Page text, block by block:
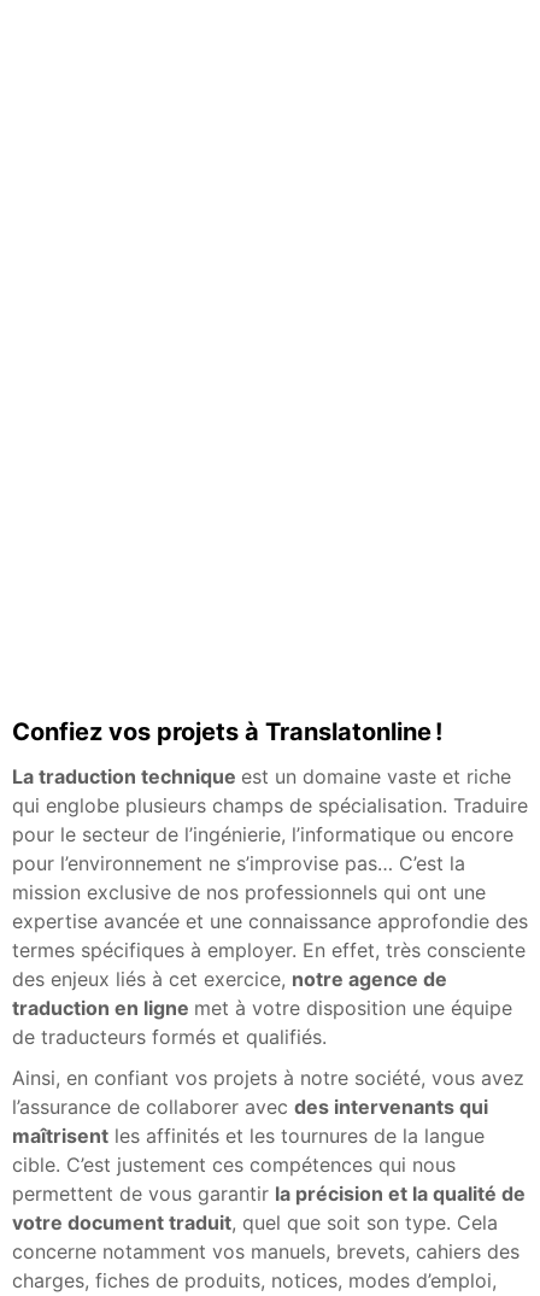
Confiez vos projets à Translatonline !
La traduction technique est un domaine vaste et riche
qui englobe plusieurs champs de spécialisation. Traduire
pour le secteur de l’ingénierie, l’informatique ou encore
pour l’environnement ne s’improvise pas… C’est la
mission exclusive de nos professionnels qui ont une
expertise avancée et une connaissance approfondie des
termes spécifiques à employer. En effet, très consciente
des enjeux liés à cet exercice, notre agence de
traduction en ligne met à votre disposition une équipe
de traducteurs formés et qualifiés.
Ainsi, en confiant vos projets à notre société, vous avez
l’assurance de collaborer avec des intervenants qui
maîtrisent les affinités et les tournures de la langue
cible. C’est justement ces compétences qui nous
permettent de vous garantir la précision et la qualité de
votre document traduit, quel que soit son type. Cela
concerne notamment vos manuels, brevets, cahiers des
charges, fiches de produits, notices, modes d’emploi,